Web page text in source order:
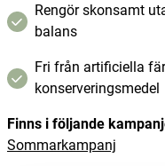
Rengör skonsamt
balans
Fri från artificiella
konserveringsmedel
Finns i följande
Sommarkampanj